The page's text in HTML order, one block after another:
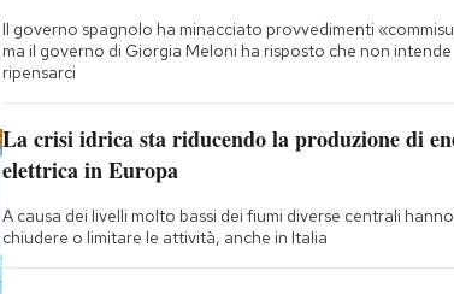
Il governo spagnolo ha minacciato provvedimenti
ma il governo di Giorgia Meloni ha risposto che non intende
ripensarci
La crisi idrica sta riducendo la produzione di
elettrica in Europa
A causa dei livelli molto bassi dei fiumi diverse centrali
chiudere o limitare le attività, anche in Italia